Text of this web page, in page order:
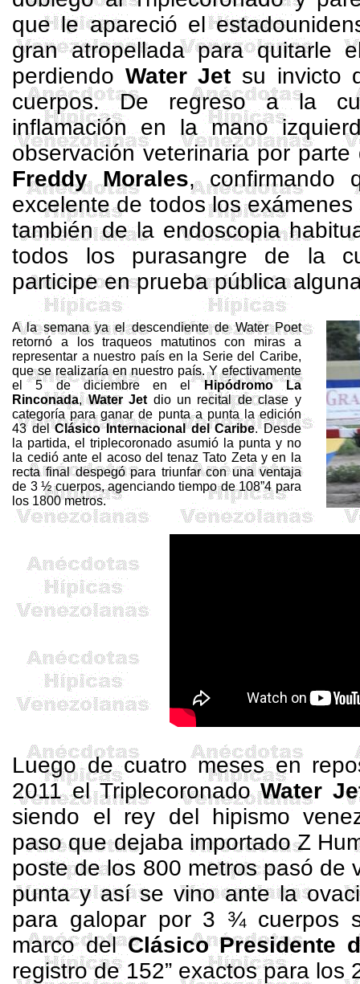
que le apareció el
gran atropellada para quitarle
perdiendo WaterJet su invicto
cuerpos. De regreso a la
inflamación en la mano
observación veterinaria por
Freddy Morales, confirmando
excelente de todos los
también de la endoscopia
todos los purasangre de la
participe en prueba pública
A la semana ya el descendiente de Water Poet
retornó a los traqueos matutinos con miras a
representar a nuestro país en la Serie del Caribe,
que se realizaría en nuestro país. Y efectivamente
el 5 de diciembre en elHipódromo La
Rinconada,WaterJet dio un recital de clase y
categoría para ganar de punta a punta la edición
43 delClásico Internacional del Caribe. Desde
la partida, eltriplecoronado asumió la punta y no
la cedió ante el acoso del tenaz Tato Zeta y en la
recta final despegó para triunfar con una ventaja
de 3 ½ cuerpos, agenciando tiempo de 108”4 para
los 1800 metros.
Luego de cuatro meses en
2011 elTriplecoronado Water
siendo el rey del hipismo
paso que dejaba importado Z
poste de los 800 metros pasó de
punta y así se vino ante la
para galopar por 3 ¾ cuerpos
marco delClásico Presidente
registro de 152” exactos para los